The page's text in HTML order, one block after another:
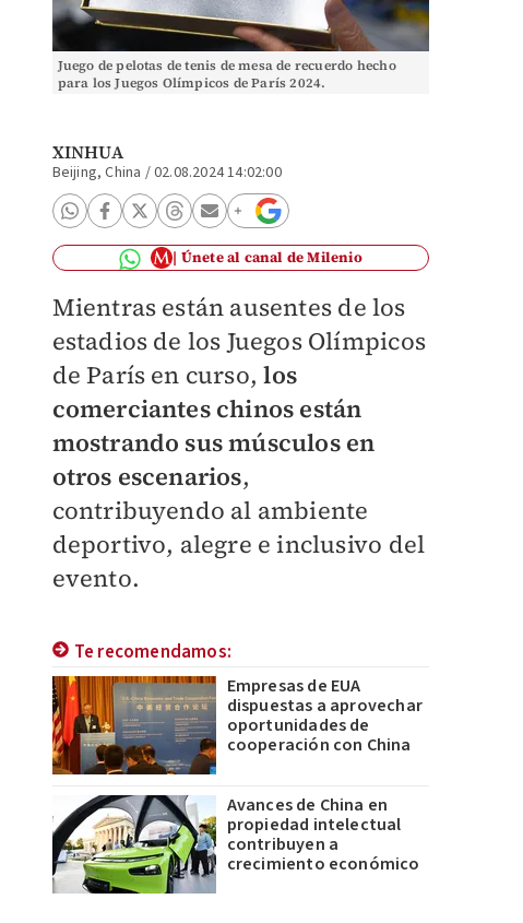
Juego de pelotas de tenis de mesa de recuerdo hecho
para los Juegos Olímpicos de París 2024.
XINHUA
Beijing, China /02.08.2024 14:02:00
Únete al canal de Milenio
Mientras están ausentes de los
estadios de los Juegos Olímpicos
de París en curso,los
comerciantes chinos están
mostrando sus músculos en
otros escenarios,
contribuyendo al ambiente
deportivo, alegre e inclusivo del
evento.
Te recomendamos:
Empresas de EUA
dispuestas a aprovechar
oportunidades de
cooperación con China
Avances de China en
propiedad intelectual
contribuyen a
crecimiento económico